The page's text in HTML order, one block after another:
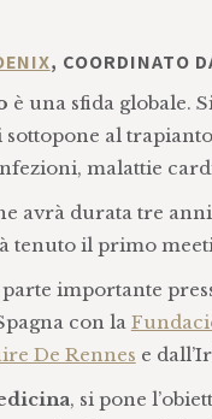
, COORDINATO
è una sfida globale.
sottopone al
malattie
avrà durata tre
tenuto il primo
importante
con la
De Rennes e
, si pone